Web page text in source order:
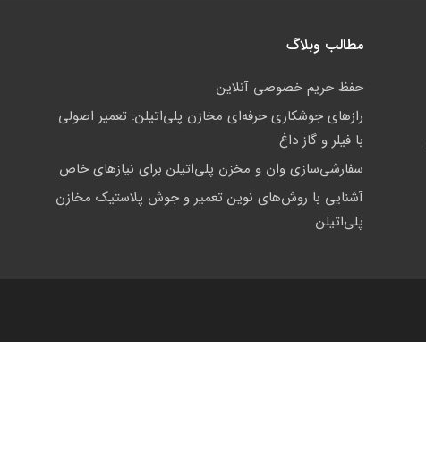
مطالب وبلاگ
حفظ حریم خصوصی آنلاین
رازهای جوشکاری حرفه‌ای مخازن پلی‌اتیلن: تعمیر اصولی
با فیلر و گاز داغ
سفارشی‌سازی وان و مخزن پلی‌اتیلن برای نیازهای خاص
آشنایی با روش‌های نوین تعمیر و جوش پلاستیک مخازن
پلی‌اتیلن